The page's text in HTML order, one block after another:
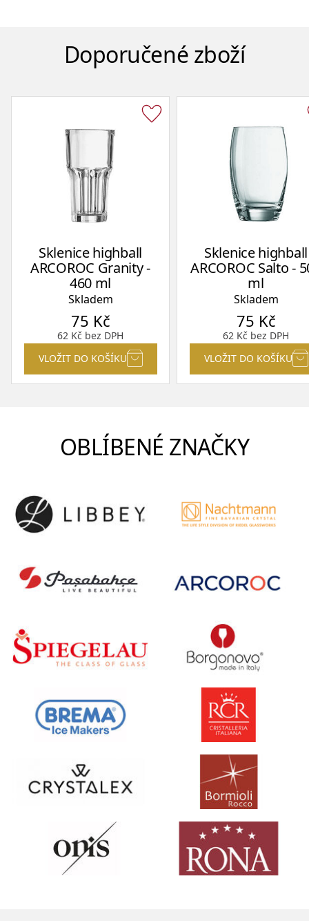
Doporučené zboží
Sklenice highball
ARCOROC Granity -
460 ml
Skladem
75 Kč
62 Kč bez DPH
VLOŽIT DO KOŠÍKU
Sklenice highball
ARCOROC Salto -
ml
Skladem
75 Kč
62 Kč bez DPH
VLOŽIT DO KOŠÍKU
OBLÍBENÉ ZNAČKY